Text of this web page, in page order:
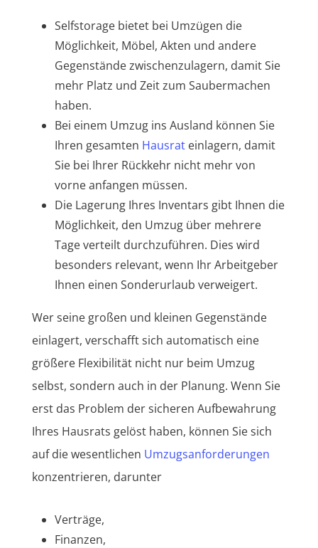
Selfstorage bietet bei Umzügen die
Möglichkeit, Möbel, Akten und andere
Gegenstände zwischenzulagern, damit Sie
mehr Platz und Zeit zum Saubermachen
haben.
Bei einem Umzug ins Ausland können Sie
Ihren gesamten Hausrateinlagern, damit
Sie bei Ihrer Rückkehr nicht mehr von
vorne anfangen müssen.
Die Lagerung Ihres Inventars gibt Ihnen die
Möglichkeit, den Umzug über mehrere
Tage verteilt durchzuführen. Dies wird
besonders relevant, wenn Ihr Arbeitgeber
Ihnen einen Sonderurlaub verweigert.
Wer seine großen und kleinen Gegenstände
einlagert, verschafft sich automatisch eine
größere Flexibilität nicht nur beim Umzug
selbst, sondern auch in der Planung. Wenn Sie
erst das Problem der sicheren Aufbewahrung
Ihres Hausrats gelöst haben, können Sie sich
auf die wesentlichen Umzugsanforderungen
konzentrieren, darunter
Verträge,
Finanzen,